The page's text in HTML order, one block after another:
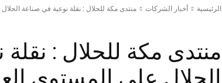
الرئيسية أخبار الشركات منتدى مكة للحلال : نقلة نوعية في صناعة
منتدى مكة للحلال :
الحلال على المستوى